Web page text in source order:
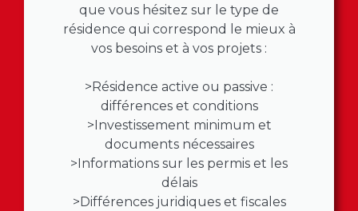
que vous hésitez sur le type de
résidence qui correspond le mieux à
vos besoins et à vos projets :
>Résidence active ou passive :
différences et conditions
>Investissement minimum et
documents nécessaires
>Informations sur les permis et les
délais
>Différences juridiques et fiscales